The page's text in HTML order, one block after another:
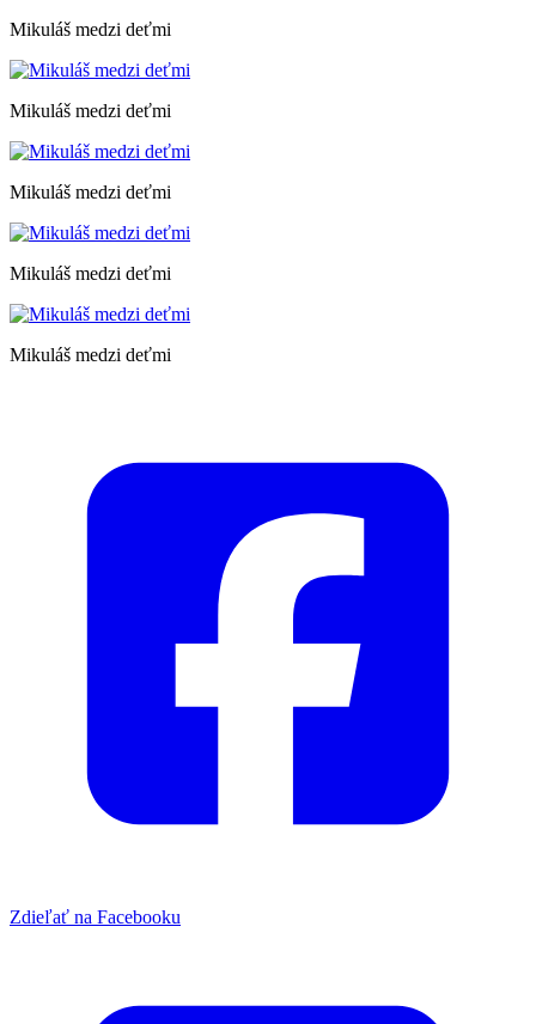
Mikuláš medzi deťmi
Mikuláš medzi deťmi
Mikuláš medzi deťmi
Mikuláš medzi deťmi
Mikuláš medzi deťmi
Zdieľať na Facebooku